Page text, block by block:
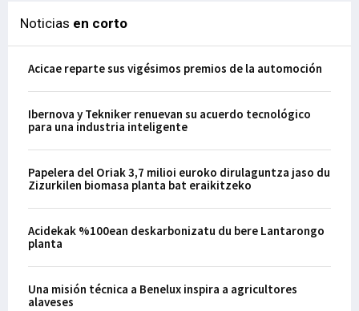
Noticias en corto
Acicae reparte sus vigésimos premios de la automoción
Ibernova y Tekniker renuevan su acuerdo tecnológico
para una industria inteligente
Papelera del Oriak 3,7 milioi euroko dirulaguntza jaso du
Zizurkilen biomasa planta bat eraikitzeko
Acidekak %100ean deskarbonizatu du bere Lantarongo
planta
Una misión técnica a Benelux inspira a agricultores
alaveses